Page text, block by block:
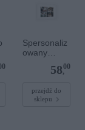
Spersonaliz
owany
plakat - 30 x
58,
00
przejdź do
sklepu